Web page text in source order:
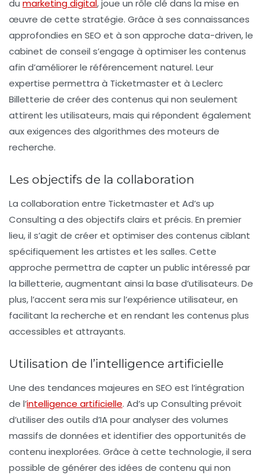
du marketing digital, joue un rôle clé dans la mise en
œuvre de cette stratégie. Grâce à ses connaissances
approfondies en SEO et à son approche data-driven, le
cabinet de conseil s’engage à optimiser les contenus
afin d’améliorer le référencement naturel. Leur
expertise permettra à Ticketmaster et à Leclerc
Billetterie de créer des contenus qui non seulement
attirent les utilisateurs, mais qui répondent également
aux exigences des algorithmes des moteurs de
recherche.
Les objectifs de la collaboration
La collaboration entre Ticketmaster et Ad’s up
Consulting a des objectifs clairs et précis. En premier
lieu, il s’agit de créer et optimiser des contenus ciblant
spécifiquement les artistes et les salles. Cette
approche permettra de capter un public intéressé par
la billetterie, augmentant ainsi la base d’utilisateurs. De
plus, l’accent sera mis sur l’expérience utilisateur, en
facilitant la recherche et en rendant les contenus plus
accessibles et attrayants.
Utilisation de l’intelligence artificielle
Une des tendances majeures en SEO est l’intégration
de l’intelligence artificielle. Ad’s up Consulting prévoit
d’utiliser des outils d’IA pour analyser des volumes
massifs de données et identifier des opportunités de
contenu inexplorées. Grâce à cette technologie, il sera
possible de générer des idées de contenu qui non